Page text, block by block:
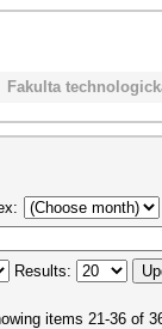
Fakulta
Results:
items 21-36 of